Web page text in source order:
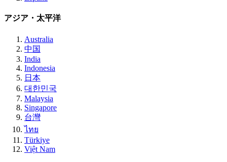
アジア・太平洋
Australia
中国
India
Indonesia
日本
대한민국
Malaysia
Singapore
台灣
ไทย
Türkiye
Việt Nam